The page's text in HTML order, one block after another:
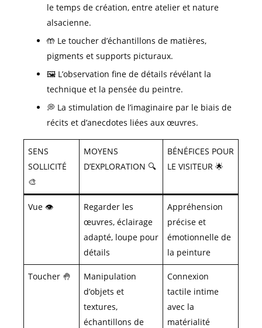
le temps de création, entre atelier et nature
alsacienne.
🤲 Le toucher d’échantillons de matières,
pigments et supports picturaux.
🖼️ L’observation fine de détails révélant la
technique et la pensée du peintre.
💭 La stimulation de l’imaginaire par le biais de
récits et d’anecdotes liées aux œuvres.
SENS
SOLLICITÉ
🎨
MOYENS
D’EXPLORATION 🔍
BÉNÉFICES POUR
LE VISITEUR 🌟
Vue 👁️
Regarder les
œuvres, éclairage
adapté, loupe pour
détails
Appréhension
précise et
émotionnelle de
la peinture
Toucher 🤚
Manipulation
d’objets et
textures,
échantillons de
Connexion
tactile intime
avec la
matérialité